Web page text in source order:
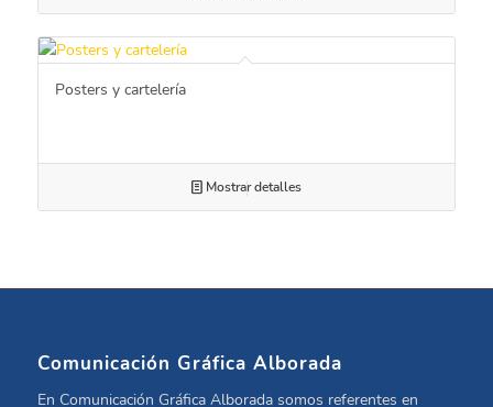
Posters y cartelería
Mostrar detalles
Comunicación Gráfica Alborada
En Comunicación Gráfica Alborada somos referentes en